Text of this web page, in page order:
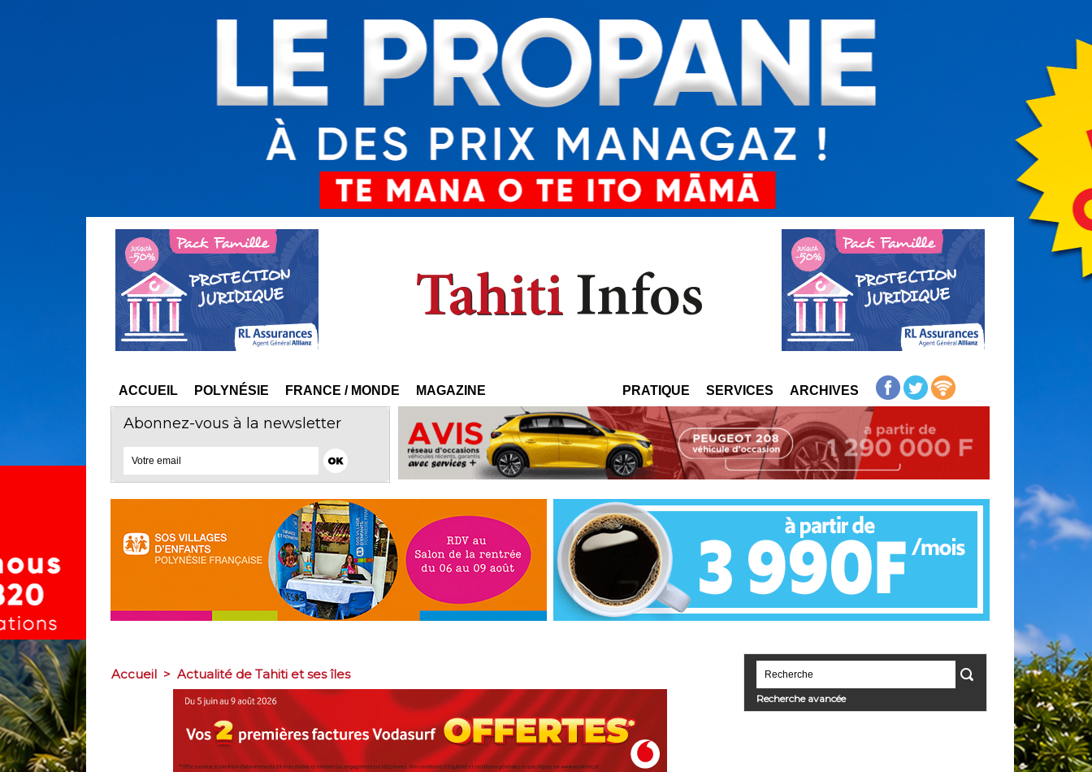
ACCUEIL POLYNÉSIE FRANCE / MONDE MAGAZINE PRATIQUE SERVICES ARCHIVES
Abonnez-vous à la newsletter
Accueil > Actualité de Tahiti et ses îles
Recherche avancée